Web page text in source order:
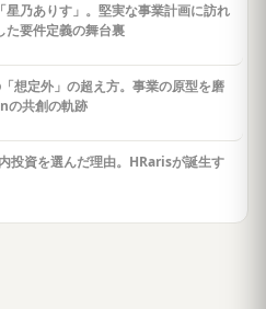
乃ありす」。堅実な事業計画に訪れ
た要件定義の舞台裏
想定外」の超え方。事業の原型を磨
の共創の軌跡
投資を選んだ理由。HRarisが誕生す